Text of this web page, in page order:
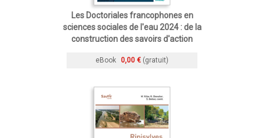
Les Doctoriales francophones en
sciences sociales de l'eau 2024 : de la
construction des savoirs d'action
eBook 0,00 € (gratuit)